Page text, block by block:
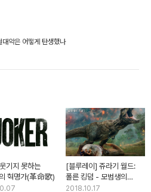
악은 어떻게 탄생했나
기지 못하는
혁명가(革命歌)
[블루레이] 쥬라기 월드:
폴른 킹덤 - 모범생의
답안같은 쥬라기 월드
2018.10.17